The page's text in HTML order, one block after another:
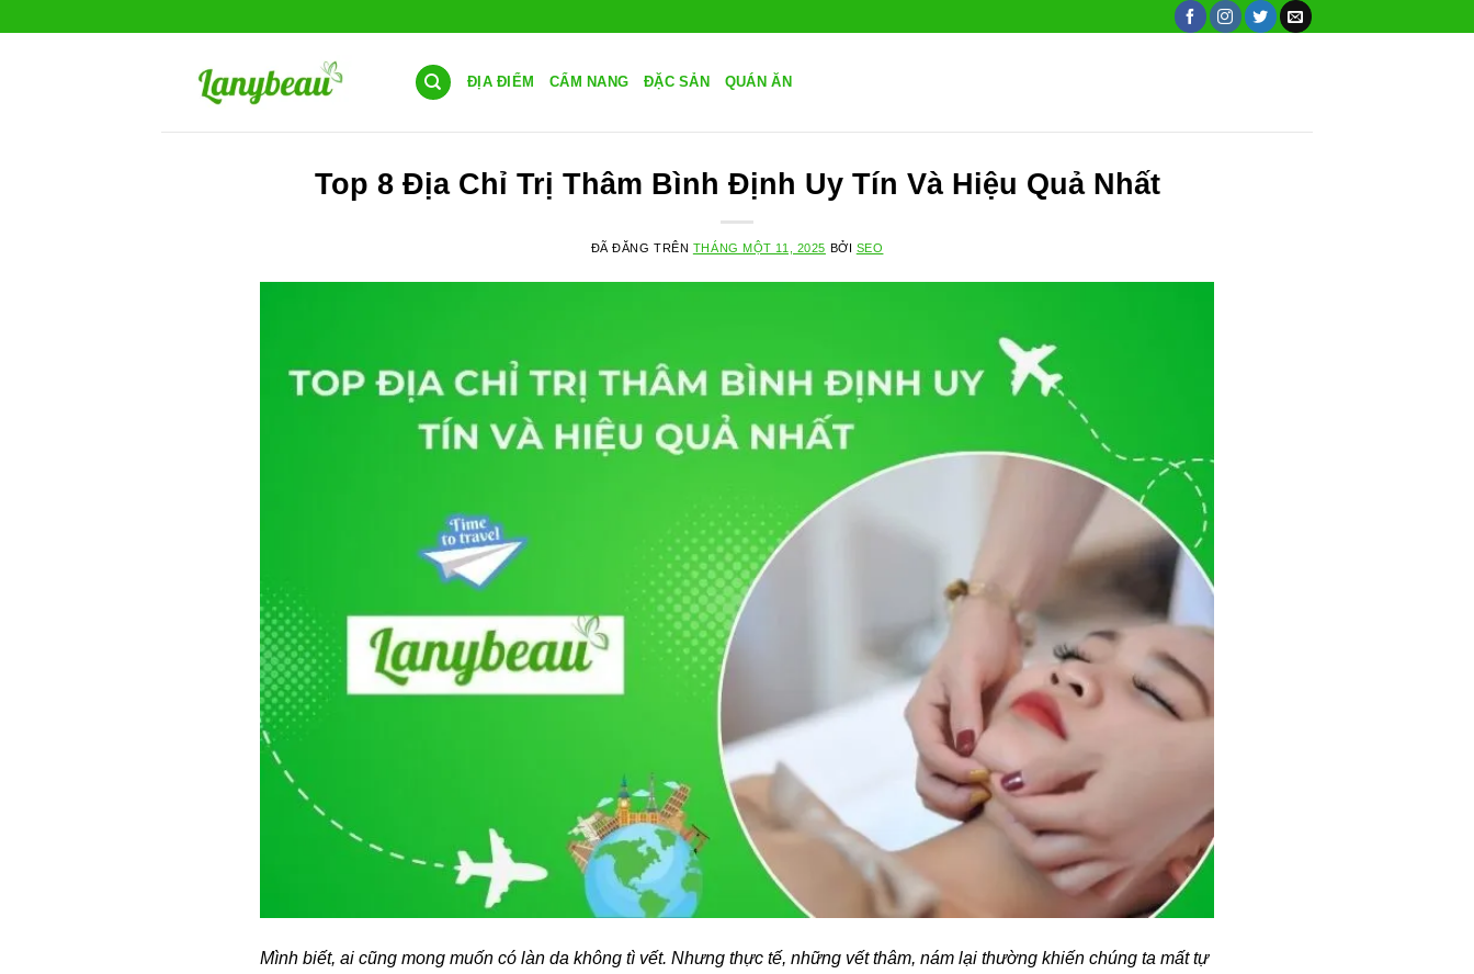
ĐỊA ĐIỂM CẨM NANG ĐẶC SẢN QUÁN ĂN
Top 8 Địa Chỉ Trị Thâm Bình Định Uy Tín Và Hiệu Quả Nhất
ĐÃ ĐĂNG TRÊN THÁNG MỘT 11, 2025 BỞI SEO
Mình biết, ai cũng mong muốn có làn da không tì vết. Nhưng thực tế, những vết thâm, nám lại thường khiến chúng ta mất tự